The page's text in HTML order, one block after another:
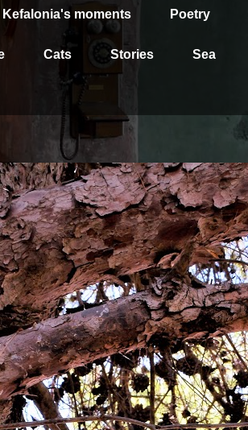
Kefalonia's moments Poetry
Cats Stories Sea